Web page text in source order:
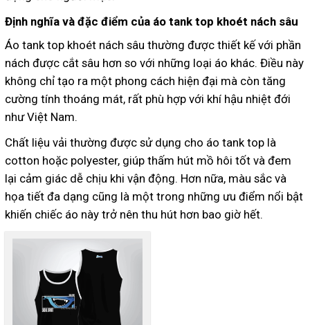
Định nghĩa và đặc điểm của áo tank top khoét nách sâu
Áo tank top khoét nách sâu thường được thiết kế với phần
nách được cắt sâu hơn so với những loại áo khác. Điều này
không chỉ tạo ra một phong cách hiện đại mà còn tăng
cường tính thoáng mát, rất phù hợp với khí hậu nhiệt đới
như Việt Nam.
Chất liệu vải thường được sử dụng cho áo tank top là
cotton hoặc polyester, giúp thấm hút mồ hôi tốt và đem
lại cảm giác dễ chịu khi vận động. Hơn nữa, màu sắc và
họa tiết đa dạng cũng là một trong những ưu điểm nổi bật
khiến chiếc áo này trở nên thu hút hơn bao giờ hết.